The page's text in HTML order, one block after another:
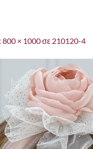
800 × 1000σε 210120-4